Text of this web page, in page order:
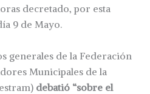
decretado, por esta
9 de Mayo.
generales de la Federación
Municipales de la
debatió “sobre el